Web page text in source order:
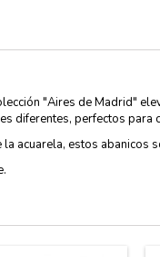
"Aires de Madrid"
diferentes, perfectos
acuarela, estos